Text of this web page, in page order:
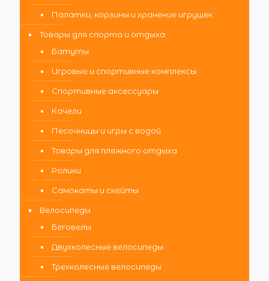
Палатки, корзины и хранение игрушек
Товары для спорта и отдыха
Батуты
Игровые и спортивные комплексы
Спортивные аксессуары
Качели
Песочницы и игры с водой
Товары для пляжного отдыха
Ролики
Самокаты и скейты
Велосипеды
Беговелы
Двухколесные велосипеды
Трехколесные велосипеды